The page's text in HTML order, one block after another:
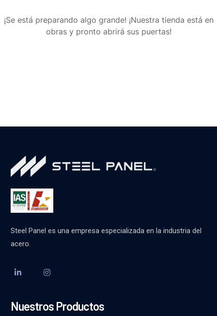
¡Se está preparando algo grande! ¡Nuestra tienda está en
obras y pronto abrirá sus puertas!
Steel Panel es una empresa especializada en la industria del
acero.
Nuestros Productos